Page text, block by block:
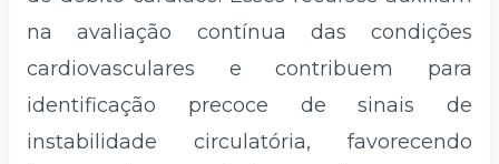
na avaliação contínua das condições
cardiovasculares e contribuem para
identificação precoce de sinais de
instabilidade circulatória, favorecendo